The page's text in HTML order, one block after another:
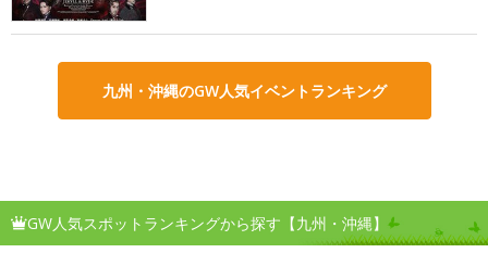
九州・沖縄のGW人気イベントランキング
GW人気スポットランキングから探す【九州・沖縄】